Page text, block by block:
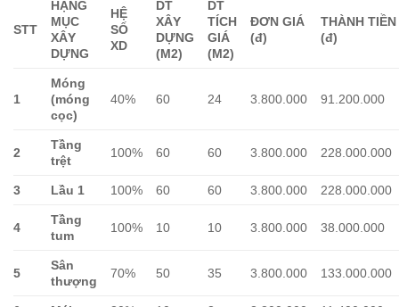
STT
HẠNG
MỤC
XÂY
DỰNG
HỆ
SỐ
XD
DT
XÂY
DỰNG
(M2)
DT
TÍCH
GIÁ
(M2)
ĐƠN GIÁ
(đ)
THÀNH TIỀN
(đ)
1
Móng
(móng
cọc)
40% 60 24 3.800.000 91.200.000
2
Tầng
trệt
100% 60 60 3.800.000 228.000.000
3 Lầu 1 100% 60 60 3.800.000 228.000.000
4
Tầng
tum
100% 10 10 3.800.000 38.000.000
5
Sân
thượng
70% 50 35 3.800.000 133.000.000